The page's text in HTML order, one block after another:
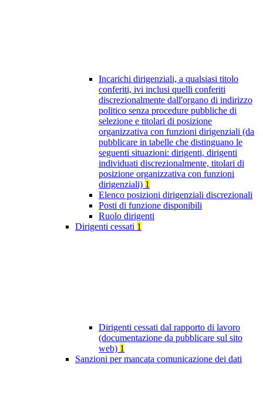
Incarichi dirigenziali, a qualsiasi titolo
conferiti, ivi inclusi quelli conferiti
discrezionalmente dall'organo di indirizzo
politico senza procedure pubbliche di
selezione e titolari di posizione
organizzativa con funzioni dirigenziali (da
pubblicare in tabelle che distinguano le
seguenti situazioni: dirigenti, dirigenti
individuati discrezionalmente, titolari di
posizione organizzativa con funzioni
dirigenziali) 1
Elenco posizioni dirigenziali discrezionali
Posti di funzione disponibili
Ruolo dirigenti
Dirigenti cessati 1
Dirigenti cessati dal rapporto di lavoro
(documentazione da pubblicare sul sito
web) 1
Sanzioni per mancata comunicazione dei dati